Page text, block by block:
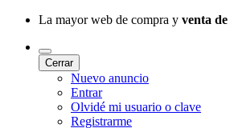
La mayor web de compra y venta
Cerrar
Nuevo anuncio
Entrar
Olvidé mi usuario o clave
Registrarme